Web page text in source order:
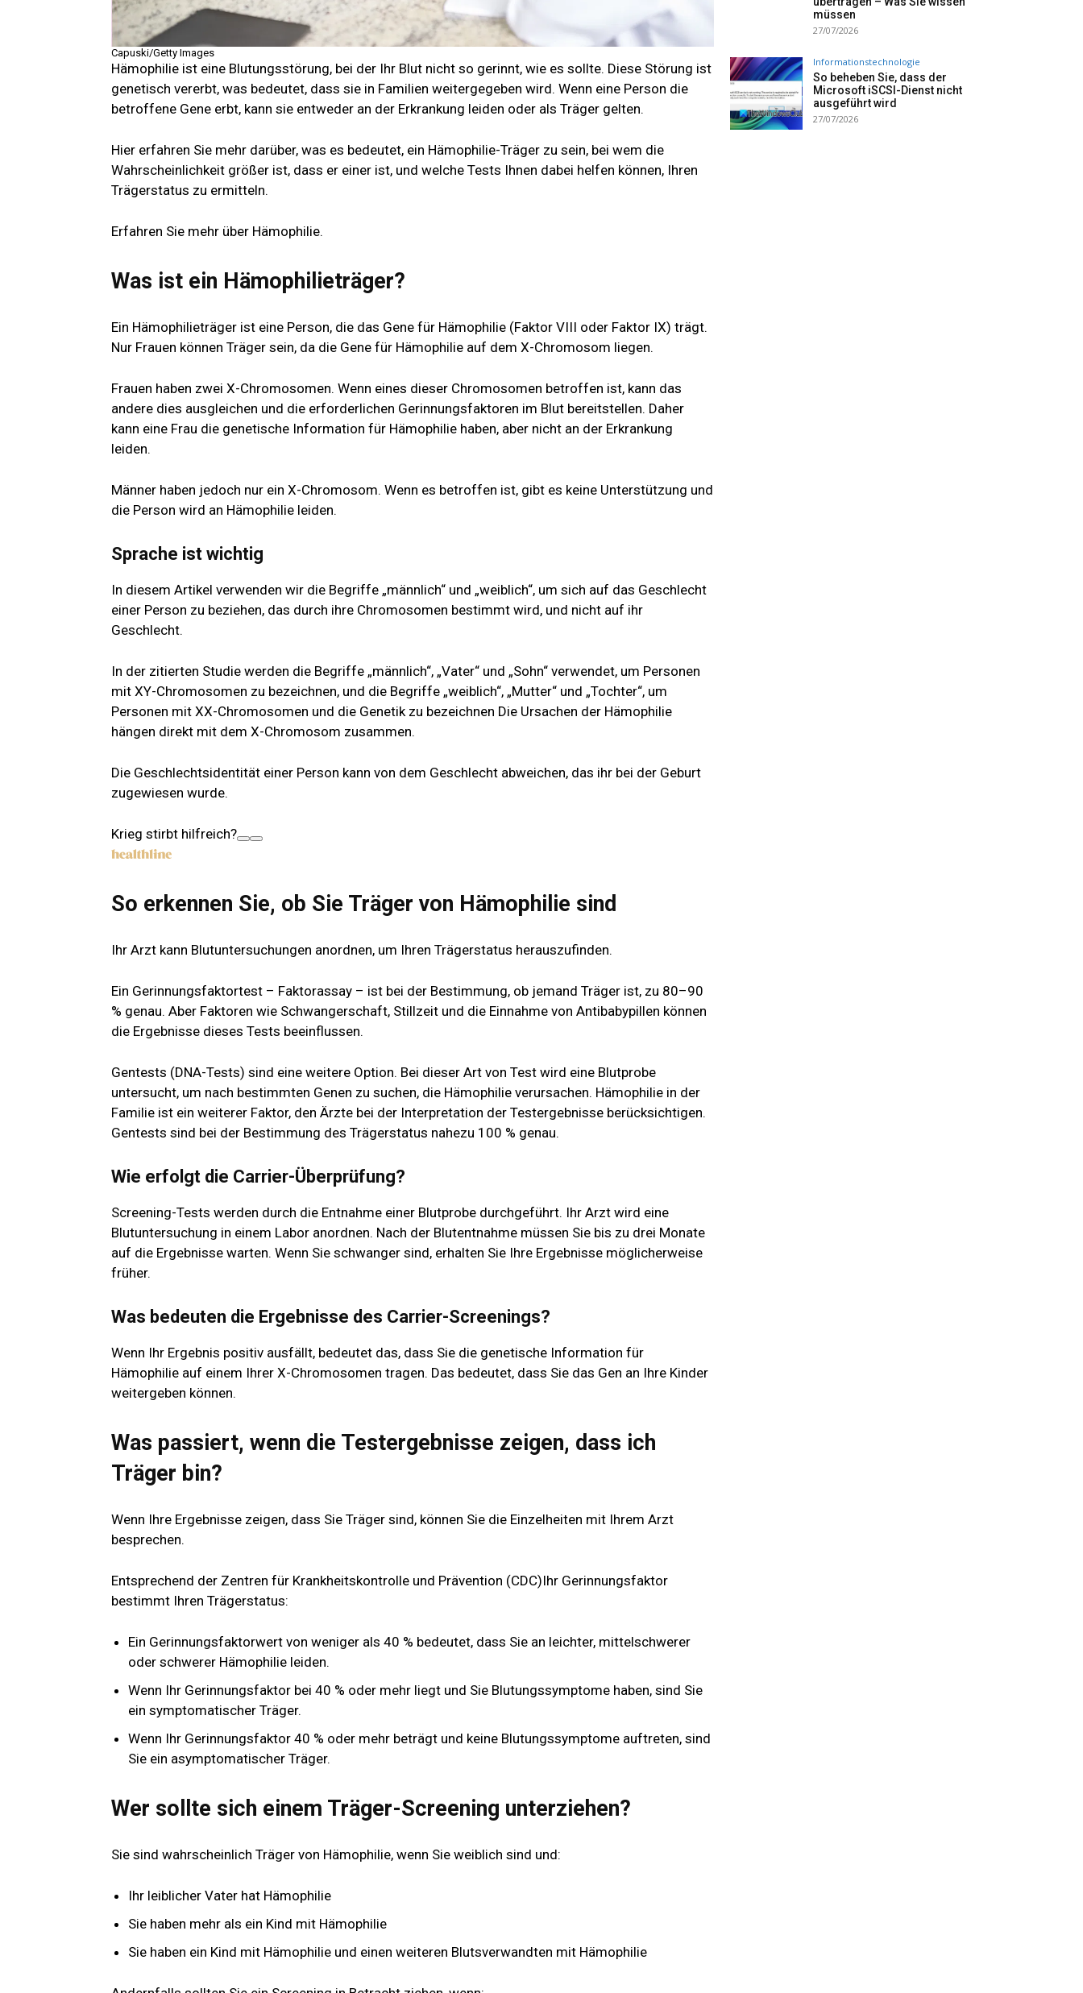
Capuski/Getty Images
Hämophilie ist eine Blutungsstörung, bei der Ihr Blut nicht so gerinnt, wie es sollte. Diese Störung ist
genetisch vererbt, was bedeutet, dass sie in Familien weitergegeben wird. Wenn eine Person die
betroffene Gene erbt, kann sie entweder an der Erkrankung leiden oder als Träger gelten.
Hier erfahren Sie mehr darüber, was es bedeutet, ein Hämophilie-Träger zu sein, bei wem die
Wahrscheinlichkeit größer ist, dass er einer ist, und welche Tests Ihnen dabei helfen können, Ihren
Trägerstatus zu ermitteln.
Erfahren Sie mehr über Hämophilie.
Was ist ein Hämophilieträger?
Ein Hämophilieträger ist eine Person, die das Gene für Hämophilie (Faktor VIII oder Faktor IX) trägt.
Nur Frauen können Träger sein, da die Gene für Hämophilie auf dem X-Chromosom liegen.
Frauen haben zwei X-Chromosomen. Wenn eines dieser Chromosomen betroffen ist, kann das
andere dies ausgleichen und die erforderlichen Gerinnungsfaktoren im Blut bereitstellen. Daher
kann eine Frau die genetische Information für Hämophilie haben, aber nicht an der Erkrankung
leiden.
Männer haben jedoch nur ein X-Chromosom. Wenn es betroffen ist, gibt es keine Unterstützung und
die Person wird an Hämophilie leiden.
Sprache ist wichtig
In diesem Artikel verwenden wir die Begriffe „männlich“ und „weiblich“, um sich auf das Geschlecht
einer Person zu beziehen, das durch ihre Chromosomen bestimmt wird, und nicht auf ihr
Geschlecht.
In der zitierten Studie werden die Begriffe „männlich“, „Vater“ und „Sohn“ verwendet, um Personen
mit XY-Chromosomen zu bezeichnen, und die Begriffe „weiblich“, „Mutter“ und „Tochter“, um
Personen mit XX-Chromosomen und die Genetik zu bezeichnen Die Ursachen der Hämophilie
hängen direkt mit dem X-Chromosom zusammen.
Die Geschlechtsidentität einer Person kann von dem Geschlecht abweichen, das ihr bei der Geburt
zugewiesen wurde.
Krieg stirbt hilfreich?
So erkennen Sie, ob Sie Träger von Hämophilie sind
Ihr Arzt kann Blutuntersuchungen anordnen, um Ihren Trägerstatus herauszufinden.
Ein Gerinnungsfaktortest – Faktorassay – ist bei der Bestimmung, ob jemand Träger ist, zu 80–90
% genau. Aber Faktoren wie Schwangerschaft, Stillzeit und die Einnahme von Antibabypillen können
die Ergebnisse dieses Tests beeinflussen.
Gentests (DNA-Tests) sind eine weitere Option. Bei dieser Art von Test wird eine Blutprobe
untersucht, um nach bestimmten Genen zu suchen, die Hämophilie verursachen. Hämophilie in der
Familie ist ein weiterer Faktor, den Ärzte bei der Interpretation der Testergebnisse berücksichtigen.
Gentests sind bei der Bestimmung des Trägerstatus nahezu 100 % genau.
Wie erfolgt die Carrier-Überprüfung?
Screening-Tests werden durch die Entnahme einer Blutprobe durchgeführt. Ihr Arzt wird eine
Blutuntersuchung in einem Labor anordnen. Nach der Blutentnahme müssen Sie bis zu drei Monate
auf die Ergebnisse warten. Wenn Sie schwanger sind, erhalten Sie Ihre Ergebnisse möglicherweise
früher.
Was bedeuten die Ergebnisse des Carrier-Screenings?
Wenn Ihr Ergebnis positiv ausfällt, bedeutet das, dass Sie die genetische Information für
Hämophilie auf einem Ihrer X-Chromosomen tragen. Das bedeutet, dass Sie das Gen an Ihre Kinder
weitergeben können.
Was passiert, wenn die Testergebnisse zeigen, dass ich
Träger bin?
Wenn Ihre Ergebnisse zeigen, dass Sie Träger sind, können Sie die Einzelheiten mit Ihrem Arzt
besprechen.
Entsprechend der Zentren für Krankheitskontrolle und Prävention (CDC)Ihr Gerinnungsfaktor
bestimmt Ihren Trägerstatus:
Ein Gerinnungsfaktorwert von weniger als 40 % bedeutet, dass Sie an leichter, mittelschwerer
oder schwerer Hämophilie leiden.
Wenn Ihr Gerinnungsfaktor bei 40 % oder mehr liegt und Sie Blutungssymptome haben, sind Sie
ein symptomatischer Träger.
Wenn Ihr Gerinnungsfaktor 40 % oder mehr beträgt und keine Blutungssymptome auftreten, sind
Sie ein asymptomatischer Träger.
Wer sollte sich einem Träger-Screening unterziehen?
Sie sind wahrscheinlich Träger von Hämophilie, wenn Sie weiblich sind und:
Ihr leiblicher Vater hat Hämophilie
Sie haben mehr als ein Kind mit Hämophilie
Sie haben ein Kind mit Hämophilie und einen weiteren Blutsverwandten mit Hämophilie
müssen
27/07/2026
Informationstechnologie
So beheben Sie, dass der
Microsoft iSCSI-Dienst nicht
ausgeführt wird
27/07/2026